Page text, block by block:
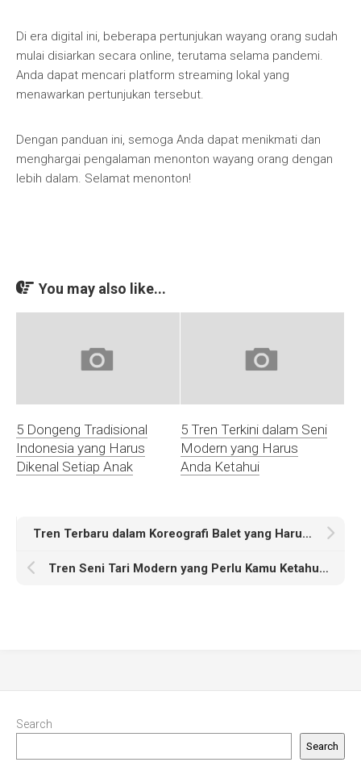
Di era digital ini, beberapa pertunjukan wayang orang sudah
mulai disiarkan secara online, terutama selama pandemi.
Anda dapat mencari platform streaming lokal yang
menawarkan pertunjukan tersebut.
Dengan panduan ini, semoga Anda dapat menikmati dan
menghargai pengalaman menonton wayang orang dengan
lebih dalam. Selamat menonton!
You may also like...
5 Dongeng Tradisional
Indonesia yang Harus
Dikenal Setiap Anak
5 Tren Terkini dalam Seni
Modern yang Harus
Anda Ketahui
Tren Terbaru dalam Koreografi Balet yang Harus Diketahui
Tren Seni Tari Modern yang Perlu Kamu Ketahui di Tahun Ini
Search
Search